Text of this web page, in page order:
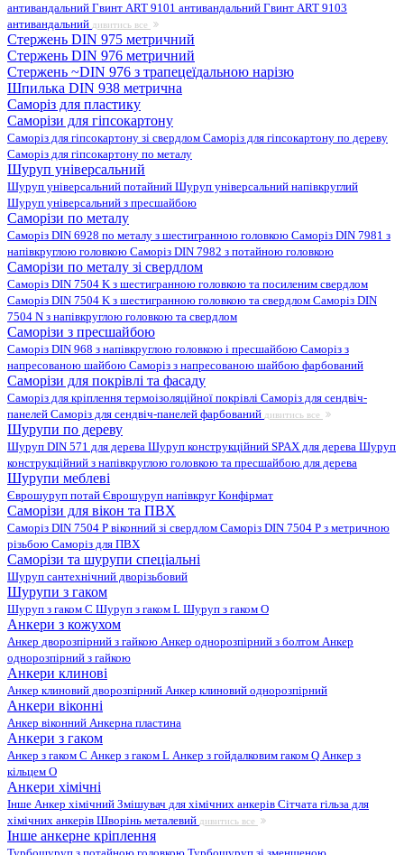
антивандальний Гвинт ART 9101 антивандальний Гвинт ART 9103
антивандальний дивитись все
Стержень DIN 975 метричний
Стержень DIN 976 метричний
Стержень ~DIN 976 з трапецеїдальною нарізю
Шпилька DIN 938 метрична
Саморіз для пластику
Саморізи для гіпсокартону
Саморіз для гіпсокартону зі свердлом Саморіз для гіпсокартону по дереву
Саморіз для гіпсокартону по металу
Шуруп універсальний
Шуруп універсальний потайний Шуруп універсальний напівкруглий
Шуруп універсальний з пресшайбою
Саморізи по металу
Саморіз DIN 6928 по металу з шестигранною головкою Саморіз DIN 7981 з
напівкруглою головкою Саморіз DIN 7982 з потайною головкою
Саморізи по металу зі свердлом
Саморіз DIN 7504 K з шестигранною головкою та посиленим свердлом
Саморіз DIN 7504 K з шестигранною головкою та свердлом Саморіз DIN
7504 N з напівкруглою головкою та свердлом
Саморізи з пресшайбою
Саморіз DIN 968 з напівкруглою головкою і пресшайбою Саморіз з
напресованою шайбою Саморіз з напресованою шайбою фарбований
Саморізи для покрівлі та фасаду
Саморіз для кріплення термоізоляційної покрівлі Саморіз для сендвіч-
панелей Саморіз для сендвіч-панелей фарбований дивитись все
Шурупи по дереву
Шуруп DIN 571 для дерева Шуруп конструкційний SPAX для дерева Шуруп
конструкційний з напівкруглою головкою та пресшайбою для дерева
Шурупи меблеві
Єврошуруп потай Єврошуруп напівкруг Конфірмат
Саморізи для вікон та ПВХ
Саморіз DIN 7504 P віконний зі свердлом Саморіз DIN 7504 P з метричною
різьбою Саморіз для ПВХ
Саморізи та шурупи спеціальні
Шуруп сантехнічний дворізьбовий
Шурупи з гаком
Шуруп з гаком C Шуруп з гаком L Шуруп з гаком O
Анкери з кожухом
Анкер дворозпірний з гайкою Анкер однорозпірний з болтом Анкер
однорозпірний з гайкою
Анкери клинові
Анкер клиновий дворозпірний Анкер клиновий однорозпірний
Анкери віконні
Анкер віконний Анкерна пластина
Анкери з гаком
Анкер з гаком C Анкер з гаком L Анкер з гойдалковим гаком Q Анкер з
кільцем O
Анкери хімічні
Інше Анкер хімічний Змішувач для хімічних анкерів Сітчата гільза для
хімічних анкерів Шворінь металевий дивитись все
Інше анкерне кріплення